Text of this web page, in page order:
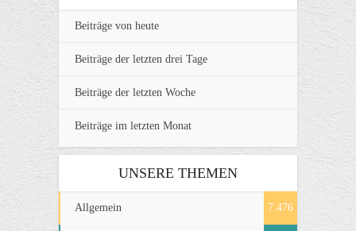
Beiträge von heute
Beiträge der letzten drei Tage
Beiträge der letzten Woche
Beiträge im letzten Monat
UNSERE THEMEN
Allgemein 7.476